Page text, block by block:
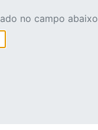
no campo abaixo